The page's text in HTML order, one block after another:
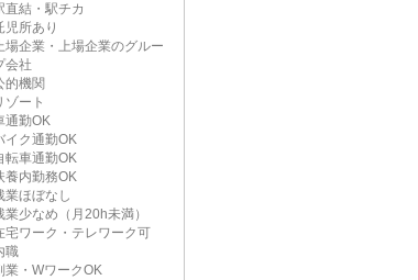
直結・駅チカ
児所あり
場企業・上場企業のグルー
会社
的機関
ゾート
通勤OK
イク通勤OK
転車通勤OK
養内勤務OK
業ほぼなし
業少なめ（月20h未満）
宅ワーク・テレワーク可
職
業・WワークOK